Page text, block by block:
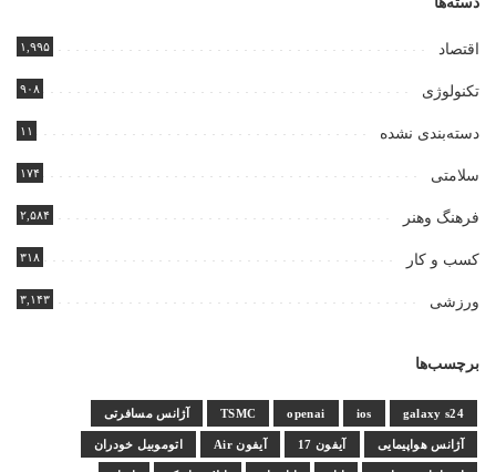
اقتصاد ۱,۹۹۵
تکنولوژی ۹۰۸
دسته‌بندی نشده ۱۱
سلامتی ۱۷۴
فرهنگ وهنر ۲,۵۸۴
کسب و کار ۳۱۸
ورزشی ۳,۱۴۳
برچسب‌ها
galaxy s24
ios
openai
TSMC آژانس مسافرتی
آژانس هواپیمایی آیفون 17 آیفون Air اتوموبیل خودران